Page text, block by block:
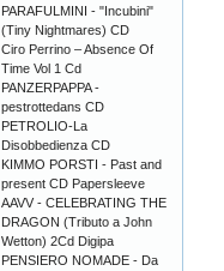
PARAFULMINI - "Incubini"
(Tiny Nightmares) CD
Ciro Perrino ‎– Absence Of
Time Vol 1 Cd
PANZERPAPPA -
pestrottedans CD
PETROLIO-La
Disobbedienza CD
KIMMO PORSTI - Past and
present CD Papersleeve
AAVV - CELEBRATING THE
DRAGON (Tributo a John
Wetton) 2Cd Digipa
PENSIERO NOMADE - Da